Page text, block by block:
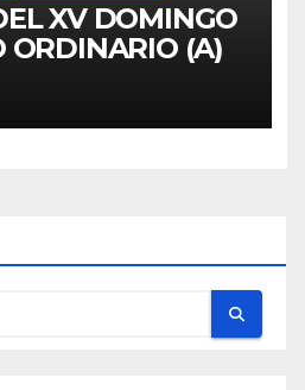
XV DOMINGO
ORDINARIO (A)